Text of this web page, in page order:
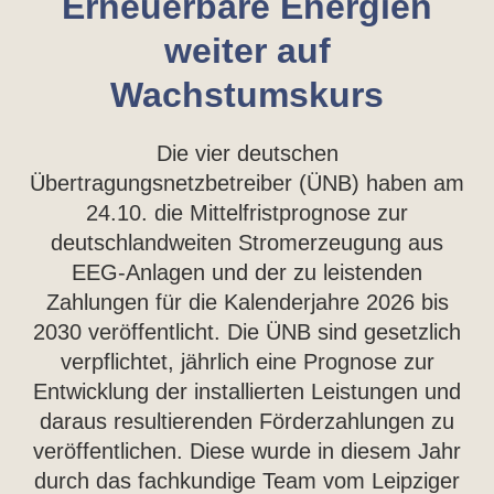
weiter auf
Wachstumskurs
Die vier deutschen
Übertragungsnetzbetreiber (ÜNB) haben am
24.10. die Mittelfristprognose zur
deutschlandweiten Stromerzeugung aus
EEG-Anlagen und der zu leistenden
Zahlungen für die Kalenderjahre 2026 bis
2030 veröffentlicht. Die ÜNB sind gesetzlich
verpflichtet, jährlich eine Prognose zur
Entwicklung der installierten Leistungen und
daraus resultierenden Förderzahlungen zu
veröffentlichen. Diese wurde in diesem Jahr
durch das fachkundige Team vom Leipziger